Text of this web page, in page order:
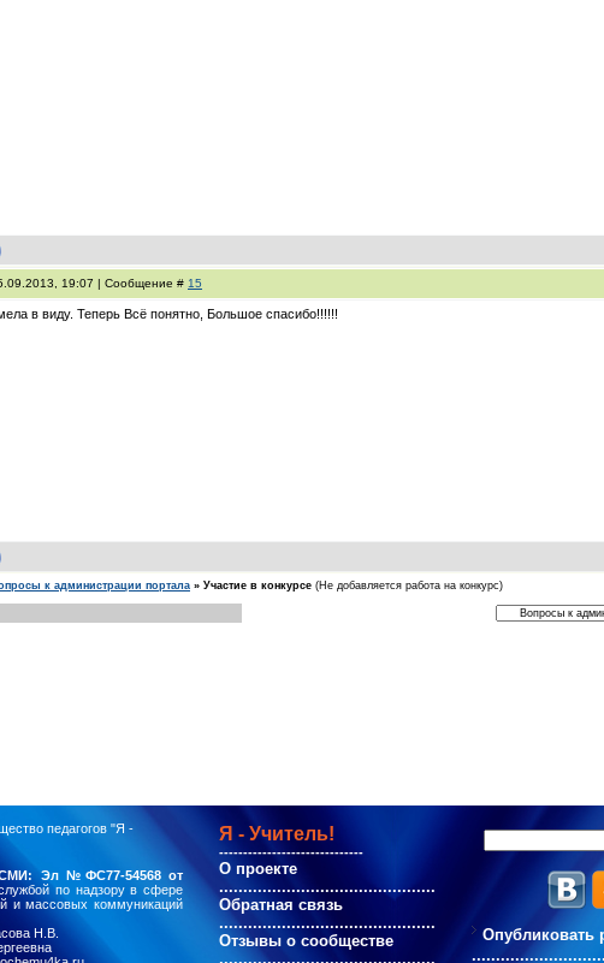
19:07 | Сообщение # 15
в виду. Теперь Всё понятно, Большое спасибо!!!!!!
к администрации портала » Участие в конкурсе (Не добавляется работа на конкурс)
педагогов "Я -
Я - Учитель!
------------------------------
О проекте
.............................................
Обратная связь
.............................................
Отзывы о сообществе
.............................................
СМИ: Эл №ФС77-54568 от
по надзору в сфере
и массовых коммуникаций
Н.В.
Опубликовать